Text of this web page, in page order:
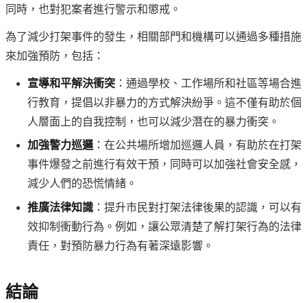
同時，也對犯案者進行警示和懲戒。
為了減少打架事件的發生，相關部門和機構可以通過多種措施
來加強預防，包括：
宣導和平解決衝突 ：通過學校、工作場所和社區等場合進
行教育，提倡以非暴力的方式解決紛爭。這不僅有助於個
人層面上的自我控制，也可以減少潛在的暴力衝突。
加強警力巡邏 ：在公共場所增加巡邏人員，有助於在打架
事件爆發之前進行有效干預，同時可以加強社會安全感，
減少人們的恐慌情緒。
推廣法律知識 ：提升市民對打架法律後果的認識，可以有
效抑制衝動行為。例如，讓公眾清楚了解打架行為的法律
責任，對預防暴力行為有著深遠影響。
結論